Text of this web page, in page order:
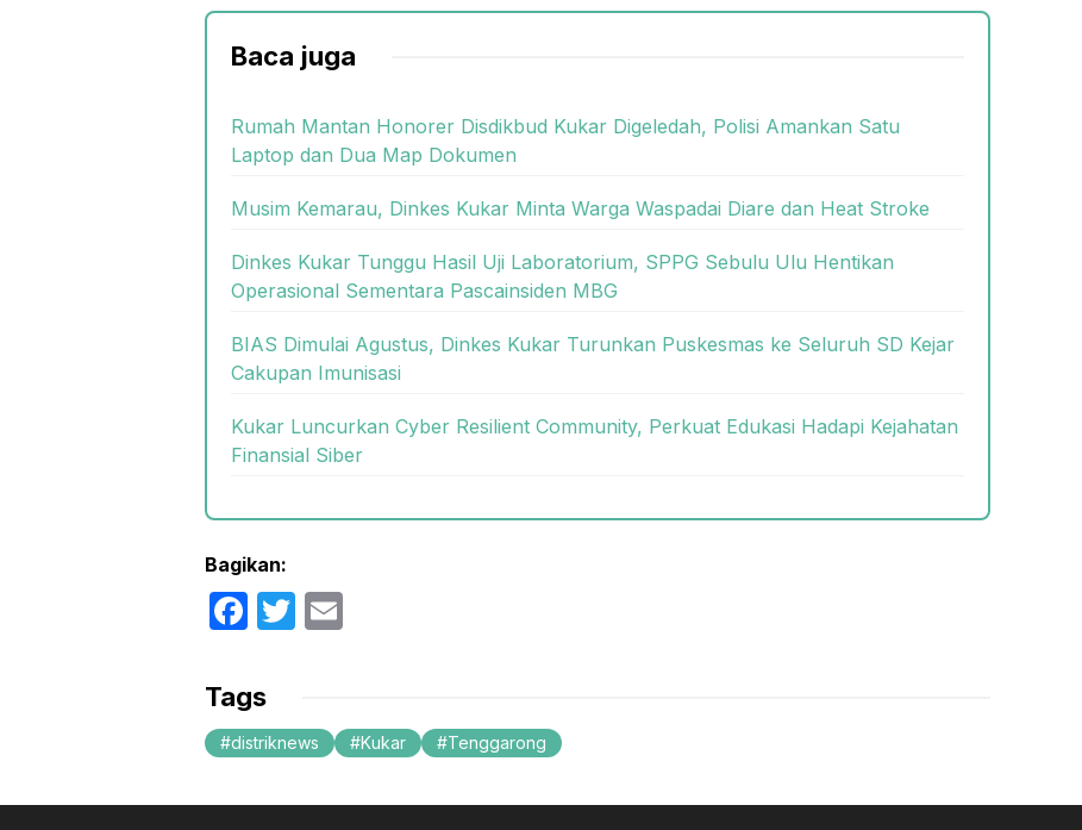
Baca juga
Rumah Mantan Honorer Disdikbud Kukar Digeledah, Polisi Amankan Satu
Laptop dan Dua Map Dokumen
Musim Kemarau, Dinkes Kukar Minta Warga Waspadai Diare dan Heat Stroke
Dinkes Kukar Tunggu Hasil Uji Laboratorium, SPPG Sebulu Ulu Hentikan
Operasional Sementara Pascainsiden MBG
BIAS Dimulai Agustus, Dinkes Kukar Turunkan Puskesmas ke Seluruh SD Kejar
Cakupan Imunisasi
Kukar Luncurkan Cyber Resilient Community, Perkuat Edukasi Hadapi Kejahatan
Finansial Siber
Bagikan:
F
c
e
b
o
T
er
Tags
distriknews Kukar Tenggarong